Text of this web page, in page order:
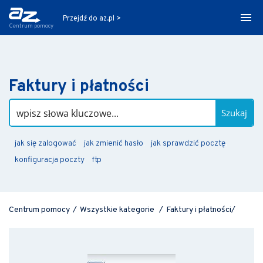
Centrum pomocy
Przejdź do az.pl >
Faktury i płatności
Szukaj
jak się zalogować jak zmienić hasło
jak sprawdzić pocztę
konfiguracja poczty
ftp
Centrum pomocy / Wszystkie kategorie / Faktury i płatności/